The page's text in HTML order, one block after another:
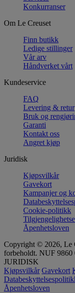
Konkurranser
Om Le Creuset
Finn butikk
Ledige stillinger
Vår arv
Håndverket vårt
Kundeservice
FAQ
Levering & retur
Bruk og
Garanti
Kontakt oss
Angret kjøp
Juridisk
Kjøpsvilkår
Gavekort
Kampanjer og
Cookie-politikk
Åpenhetsloven
Copyright © 2026, Le
forbeholdt. NUF 9860
JURIDISK
Kjøpsvilkår Gavekort
Åpenhetsloven